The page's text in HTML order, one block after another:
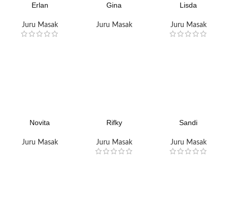
Erlan
Juru Masak
Gina
Juru Masak
Lisda
Juru Masak
Novita
Juru Masak
Rifky
Juru Masak
Sandi
Juru Masak